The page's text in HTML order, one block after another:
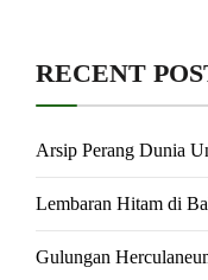
RECENT
Arsip Perang Dunia
Lembaran Hitam di
Gulungan